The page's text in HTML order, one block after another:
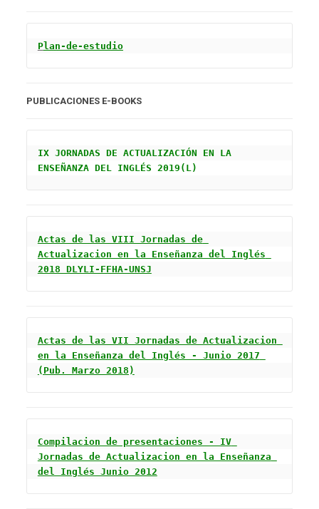
Plan-de-estudio
PUBLICACIONES E-BOOKS
IX JORNADAS DE ACTUALIZACIÓN EN LA
ENSEÑANZA DEL INGLÉS 2019(L)
Actas de las VIII Jornadas de
Actualizacion en la Enseñanza del Inglés
2018 DLYLI-FFHA-UNSJ
Actas de las VII Jornadas de Actualizacion
en la Enseñanza del Inglés - Junio 2017
(Pub. Marzo 2018)
Compilacion de presentaciones - IV
Jornadas de Actualizacion en la Enseñanza
del Inglés Junio 2012